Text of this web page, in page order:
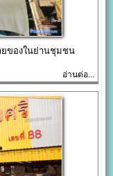
ของในย่านชุมชน
อ่านต่อ...